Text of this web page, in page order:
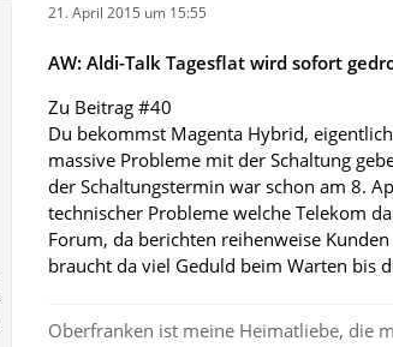
21. April 2015 um 15:55
AW: Aldi-Talk Tagesflat wird sofort
Zu Beitrag #40
Du bekommst Magenta Hybrid,
massive Probleme mit der Schaltung
der Schaltungstermin war schon am 8.
technischer Probleme welche Telekom
Forum, da berichten reihenweise
braucht da viel Geduld beim Warten bis
Oberfranken ist meine Heimatliebe, die